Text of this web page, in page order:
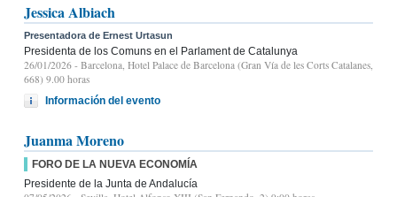
Jessica Albiach
Presentadora de Ernest Urtasun
Presidenta de los Comuns en el Parlament de Catalunya
26/01/2026 - Barcelona, Hotel Palace de Barcelona (Gran Vía de les Corts Catalanes,
668) 9.00 horas
Información del evento
Juanma Moreno
FORO DE LA NUEVA ECONOMÍA
Presidente de la Junta de Andalucía